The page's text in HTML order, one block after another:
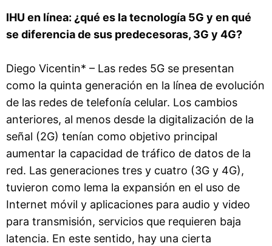
IHU en línea: ¿qué es la tecnología 5G y en qué
se diferencia de sus predecesoras, 3G y 4G?
Diego Vicentin* – Las redes 5G se presentan
como la quinta generación en la línea de evolución
de las redes de telefonía celular. Los cambios
anteriores, al menos desde la digitalización de la
señal (2G) tenían como objetivo principal
aumentar la capacidad de tráfico de datos de la
red. Las generaciones tres y cuatro (3G y 4G),
tuvieron como lema la expansión en el uso de
Internet móvil y aplicaciones para audio y video
para transmisión, servicios que requieren baja
latencia. En este sentido, hay una cierta